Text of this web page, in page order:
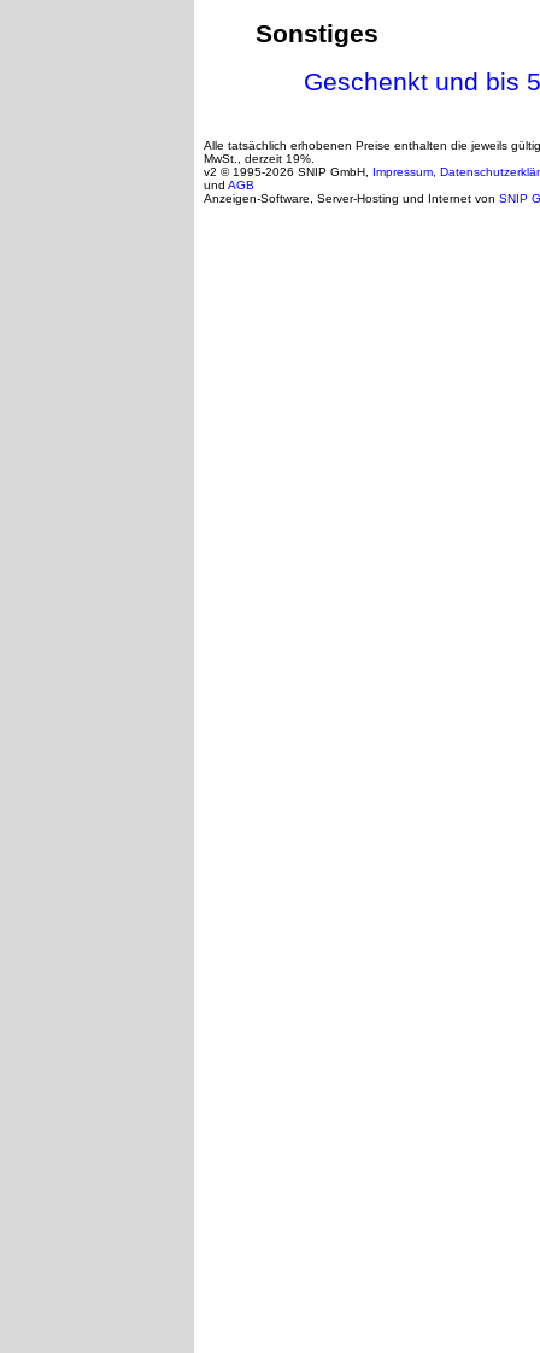
Sonstiges
Geschenkt und bis
Alle tatsächlich erhobenen Preise enthalten die jeweils
MwSt., derzeit 19%.
v2 © 1995-2026 SNIP GmbH, Impressum
und AGB
Anzeigen-Software, Server-Hosting und Internet von SNIP